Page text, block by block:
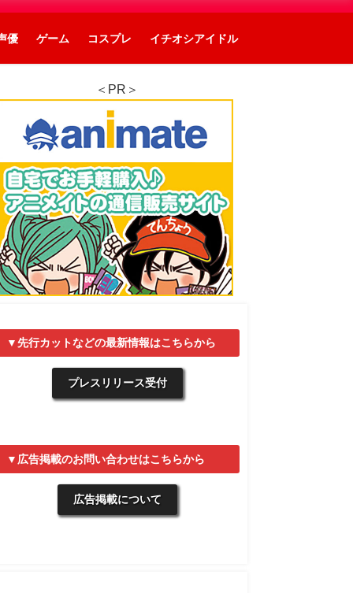
優 ゲーム コスプレ イチオシアイドル
＜PR＞
▼先行カットなどの最新情報はこちらから
プレスリリース受付
▼広告掲載のお問い合わせはこちらから
広告掲載について